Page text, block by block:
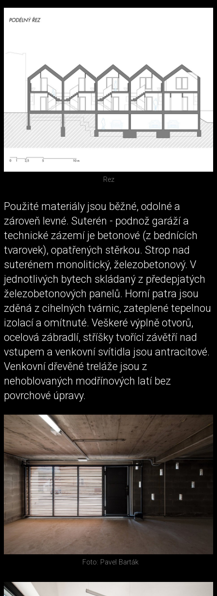
Rez
Použité materiály jsou běžné, odolné a
zároveň levné. Suterén - podnož garáží a
technické zázemí je betonové (z bednících
tvarovek), opatřených stěrkou. Strop nad
suterénem monolitický, železobetonový. V
jednotlivých bytech skládaný z předepjatých
železobetonových panelů. Horní patra jsou
zděná z cihelných tvárnic, zateplené tepelnou
izolací a omítnuté. Veškeré výplně otvorů,
ocelová zábradlí, stříšky tvořící závětří nad
vstupem a venkovní svítidla jsou antracitové.
Venkovní dřevěné treláže jsou z
nehoblovaných modřínových latí bez
povrchové úpravy.
Foto: Pavel Barták